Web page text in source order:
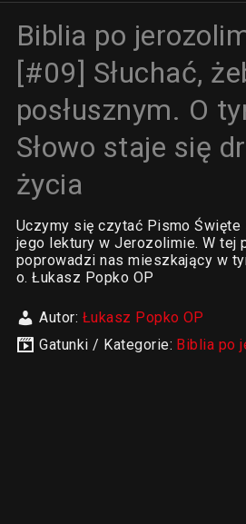
Biblia po
[#09] Słuchać,
posłusznym. O
Słowo staje się
życia
Uczymy się czytać Pismo Święte
jego lektury w Jerozolimie. W tej
poprowadzi nas mieszkający w
o. Łukasz Popko OP
Autor: Łukasz Popko OP
Gatunki / Kategorie: Biblia po